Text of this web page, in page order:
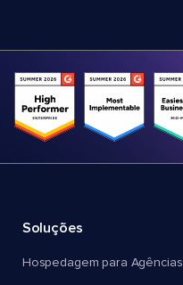
Soluções
Hospedagem para Agências